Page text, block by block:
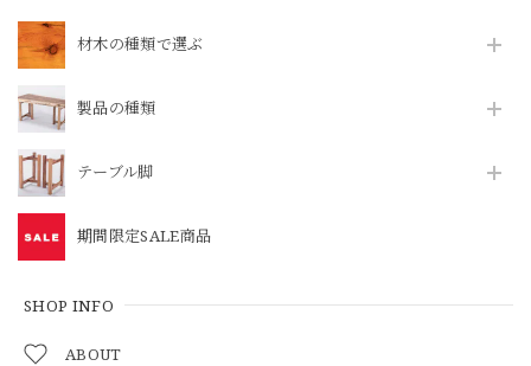
材木の種類で選ぶ
製品の種類
テーブル脚
期間限定SALE商品
SHOP INFO
ABOUT